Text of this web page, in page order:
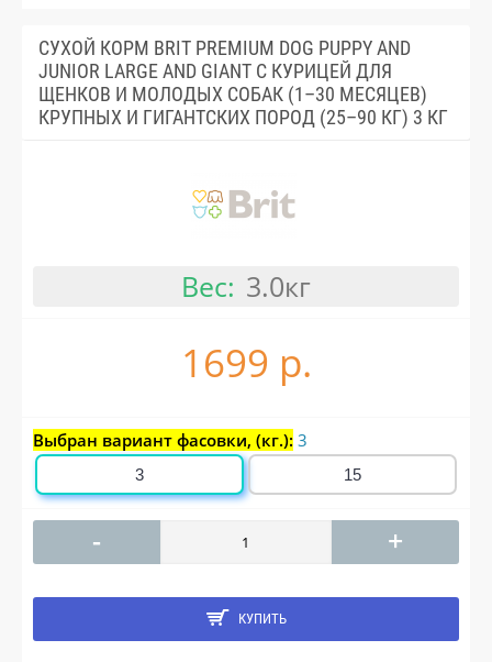
СУХОЙ КОРМ BRIT PREMIUM DOG PUPPY AND
JUNIOR LARGE AND GIANT С КУРИЦЕЙ ДЛЯ
ЩЕНКОВ И МОЛОДЫХ СОБАК (1–30 МЕСЯЦЕВ)
КРУПНЫХ И ГИГАНТСКИХ ПОРОД (25–90 КГ) 3 КГ
Вес: 3.0кг
1699 р.
Выбран вариант фасовки, (кг.): 3
3 15
- +
КУПИТЬ